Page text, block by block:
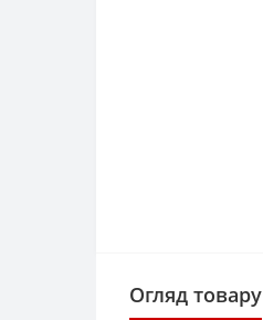
Огляд товару